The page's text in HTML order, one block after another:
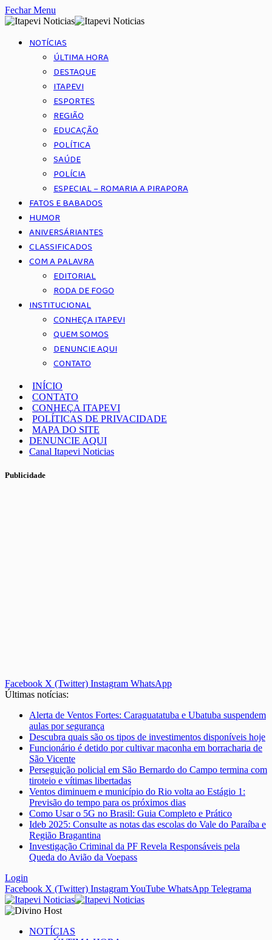
Fechar Menu
NOTÍCIAS
ÚLTIMA HORA
DESTAQUE
ITAPEVI
ESPORTES
REGIÃO
EDUCAÇÃO
POLÍTICA
SAÚDE
POLÍCIA
ESPECIAL – ROMARIA A PIRAPORA
FATOS E BABADOS
HUMOR
ANIVERSÁRIANTES
CLASSIFICADOS
COM A PALAVRA
EDITORIAL
RODA DE FOGO
INSTITUCIONAL
CONHEÇA ITAPEVI
QUEM SOMOS
DENUNCIE AQUI
CONTATO
INÍCIO
CONTATO
CONHEÇA ITAPEVI
POLÍTICAS DE PRIVACIDADE
MAPA DO SITE
DENUNCIE AQUI
Canal Itapevi Noticias
Publicidade
Facebook X (Twitter) Instagram WhatsApp
Últimas notícias:
Alerta de Ventos Fortes: Caraguatatuba e Ubatuba suspendem
aulas por segurança
Descubra quais são os tipos de investimentos disponíveis hoje
Funcionário é detido por cultivar maconha em borracharia de
São Vicente
Perseguição policial em São Bernardo do Campo termina com
tiroteio e vítimas libertadas
Ventos diminuem e município do Rio volta ao Estágio 1:
Previsão do tempo para os próximos dias
Como Usar o 5G no Brasil: Guia Completo e Prático
Ideb 2025: Consulte as notas das escolas do Vale do Paraíba e
Região Bragantina
Investigação Criminal da PF Revela Responsáveis pela
Queda do Avião da Voepass
Login
Facebook X (Twitter) InstagramYouTube WhatsApp Telegrama
NOTÍCIAS